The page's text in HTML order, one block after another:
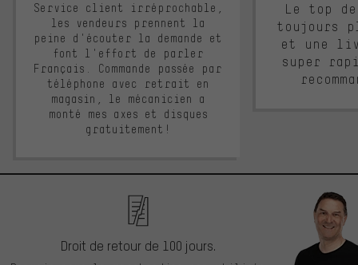
Service client irréprochable,
les vendeurs prennent la
peine d'écouter la demande et
font l'effort de parler
Français. Commande passée par
téléphone avec retrait en
magasin, le mécanicien a
monté mes axes et disques
gratuitement!
Le top
toujours
et une
super
Droit de retour de 100 jours.